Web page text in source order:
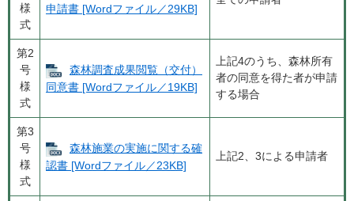
様
式
申請書 [Wordファイル／29KB]
第2
号
様
式
森林調査成果閲覧（交付）
同意書 [Wordファイル／19KB]
上記4のうち、森林所有
者の同意を得た者が申請
する場合
第3
号
様
式
森林施業の実施に関する確
認書 [Wordファイル／23KB]
上記2、3による申請者